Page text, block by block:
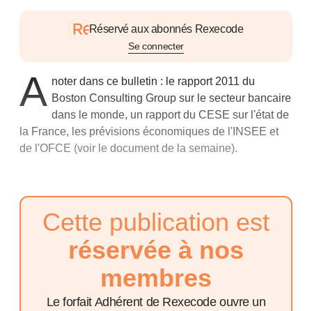
Réservé aux abonnés Rexecode
Se connecter
A noter dans ce bulletin : le rapport 2011 du
Boston Consulting Group sur le secteur bancaire
dans le monde, un rapport du CESE sur l'état de
la France, les prévisions économiques de l'INSEE et
de l'OFCE (voir le document de la semaine).
Cette publication est
réservée à nos
membres
Le forfait Adhérent de Rexecode ouvre un